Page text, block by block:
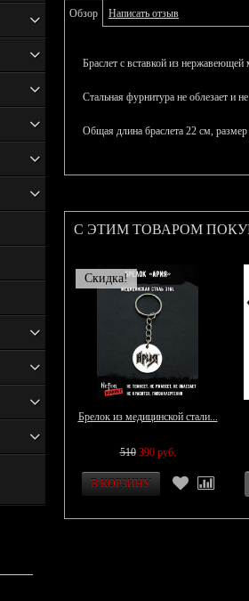
Обзор Написать отзыв
Браслет с вставкой из нержавеющей
Стальная фурнитура не облезает и
Общая длина браслета 22 см, размер
С ЭТИМ ТОВАРОМ
Скидка!
Брелок из медицинской стали...
510 390 руб.